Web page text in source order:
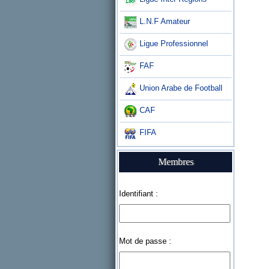
L.N.F Amateur
Ligue Professionnel
FAF
Union Arabe de Football
CAF
FIFA
Membres
Identifiant :
Mot de passe :